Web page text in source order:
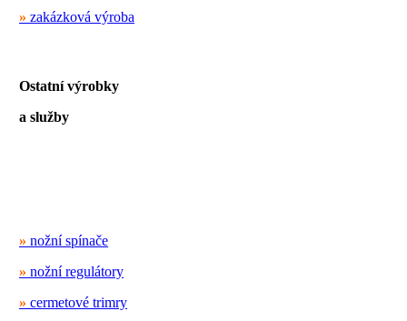
» zakázková výroba
Ostatní výrobky
a služby
» nožní spínače
» nožní regulátory
» cermetové trimry